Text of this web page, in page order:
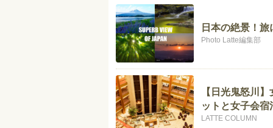
日本の絶景！
Photo Latte編集部
【日光鬼怒川
ットと女子会宿
LATTE COLUMN